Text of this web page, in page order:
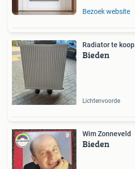
Bezoek website
Radiator te koop
Bieden
Lichtenvoorde
Wim Zonneveld
Bieden